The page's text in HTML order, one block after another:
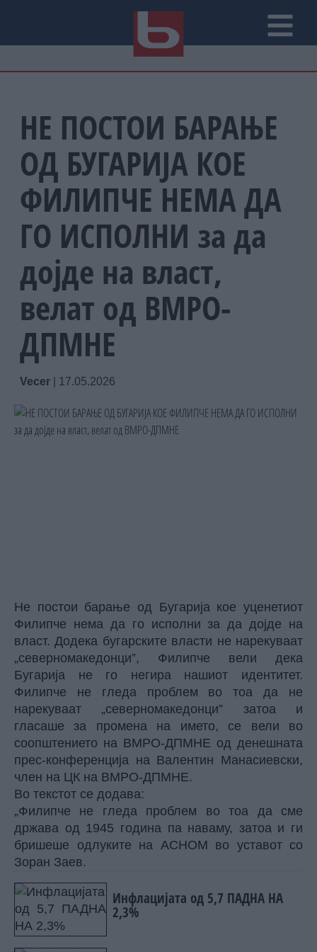
НЕ ПОСТОИ БАРАЊЕ
ОД БУГАРИЈА КОЕ
ФИЛИПЧЕ НЕМА ДА
ГО ИСПОЛНИ за да
дојде на власт,
велат од ВМРО-
ДПМНЕ
Vecer 17.05.2026
Не постои барање од Бугарија кое уценетиот
Филипче нема да го исполни за да дојде на
власт. Додека бугарските власти не нарекуваат
„северномакедонци”, Филипче вели дека
Бугарија не го негира нашиот идентитет.
Филипче не гледа проблем во тоа да не
нарекуваат „северномакедонци” затоа и
гласаше за промена на името, се вели во
соопштението на ВМРО-ДПМНЕ од денешната
прес-конференција на Валентин Манасиевски,
член на ЦК на ВМРО-ДПМНЕ.
Во текстот се додава:
„Филипче не гледа проблем во тоа да сме
држава од 1945 година па наваму, затоа и ги
бришеше одлуките на АСНОМ во уставот со
Зоран Заев.
Инфлацијата од 5,7 ПАДНА НА
2,3%